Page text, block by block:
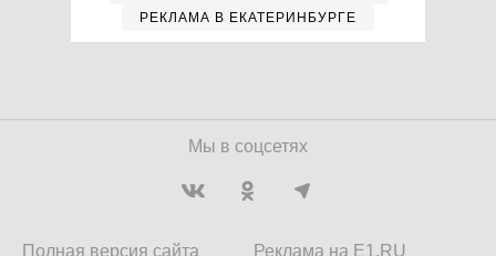
РЕКЛАМА В ЕКАТЕРИНБУРГЕ
Мы в соцсетях
Полная версия сайта
Реклама на E1.RU